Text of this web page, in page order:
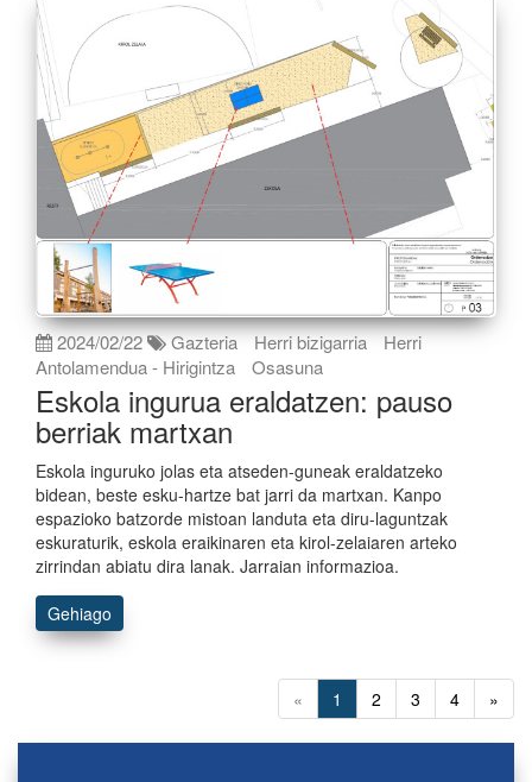
2024/02/22 Gazteria Herri bizigarria
Herri
Antolamendua - Hirigintza
Osasuna
Eskola ingurua eraldatzen: pauso
berriak martxan
Eskola inguruko jolas eta atseden-guneak eraldatzeko
bidean, beste esku-hartze bat jarri da martxan. Kanpo
espazioko batzorde mistoan landuta eta diru-laguntzak
eskuraturik, eskola eraikinaren eta kirol-zelaiaren arteko
zirrindan abiatu dira lanak. Jarraian informazioa.
Gehiago
« 1 2 3 4 »